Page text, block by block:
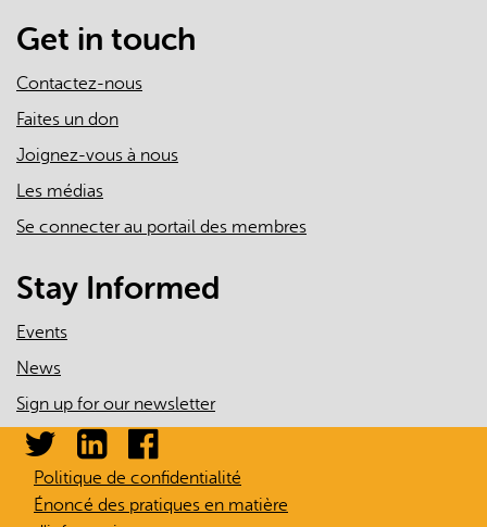
mail)
Get in touch
Contactez-nous
Faites un don
Joignez-vous à nous
Les médias
Se connecter au portail des membres
Stay Informed
Events
News
Sign up for our newsletter
Politique de confidentialité
Énoncé des pratiques en matière